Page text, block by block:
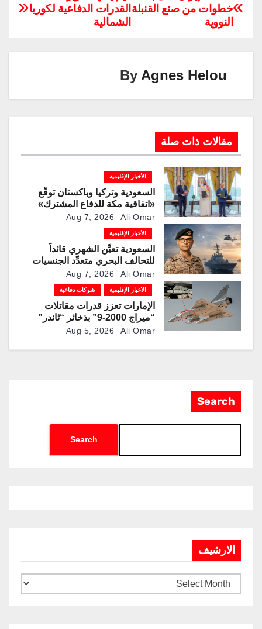
e
b
o
s
p
er
e
gr
a
e
y
القدرات الدفاعية لكوريا
الشمالية
خطوات من صنع القنبلة
النووية
By Agnes Helou
مقالات ذات صلة
الأخبار الإقليمية
السعودية وتركيا وباكستان توقّع
«اتفاقية مكة للدفاع المشترك»
Aug 7, 2026 Ali Omar
الأخبار الإقليمية
السعودية تعيِّن الشهري قائداً
للتحالف البحري متعدِّد الجنسيات
Aug 7, 2026 Ali Omar
الأخبار الإقليمية شركات دفاعية
الإمارات تعزز قدرات مقاتلات
“ميراج 2000-9” بذخائر “ثاندر”
الذكية المطورة محليًا
Aug 5, 2026 Ali Omar
Search
Search
الارشيف